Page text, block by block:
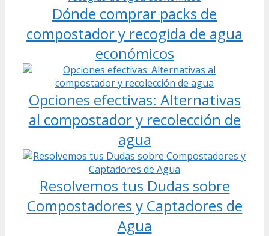
Dónde comprar packs de
compostador y recogida de agua
económicos
Opciones efectivas: Alternativas
al compostador y recolección de
agua
Resolvemos tus Dudas sobre
Compostadores y Captadores de
Agua